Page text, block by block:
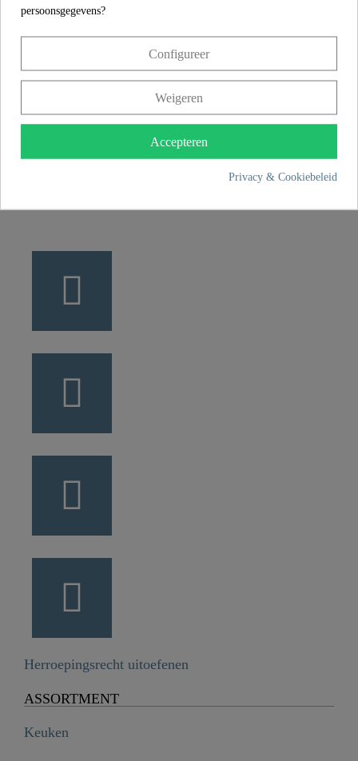
CONTACT
Franz Joseph Schütte GmbH
Hullerweg 1
+49 5407 8707 0
Herroepingsrecht uitoefenen
ASSORTMENT
Keuken
persoonsgegevens?
Configureer
Weigeren
Accepteren
Privacy & Cookiebeleid